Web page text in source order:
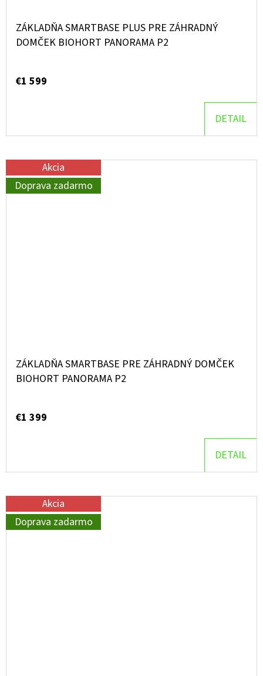
ZÁKLADŇA SMARTBASE PLUS PRE ZÁHRADNÝ
DOMČEK BIOHORT PANORAMA P2
€1 599
DETAIL
Akcia
Doprava zadarmo
ZÁKLADŇA SMARTBASE PRE ZÁHRADNÝ DOMČEK
BIOHORT PANORAMA P2
€1 399
DETAIL
Akcia
Doprava zadarmo